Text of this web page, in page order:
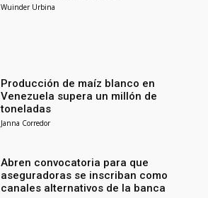
Wuinder Urbina
Producción de maíz blanco en
Venezuela supera un millón de
toneladas
Janna Corredor
Abren convocatoria para que
aseguradoras se inscriban como
canales alternativos de la banca